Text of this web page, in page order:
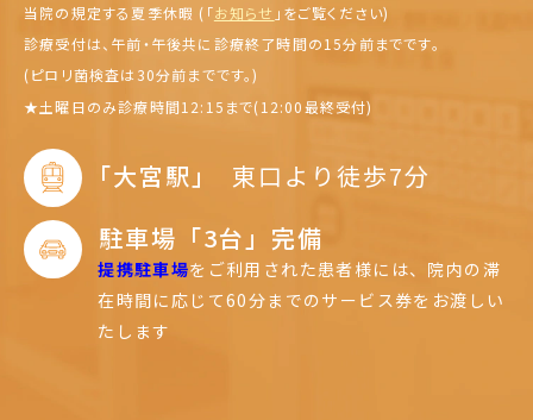
当院の規定する夏季休暇 (「お知らせ 」をご覧ください)
診療受付は、午前・午後共に診療終了時間の15分前までです。
(ピロリ菌検査は30分前までです。)
★土曜日のみ診療時間12:15まで(12:00最終受付)
｢大宮駅｣ 東口より徒歩7分
駐車場「3台」完備
提携駐車場をご利用された患者様には、 院内の滞
在時間に応じて60分までのサービス券をお渡しい
たします